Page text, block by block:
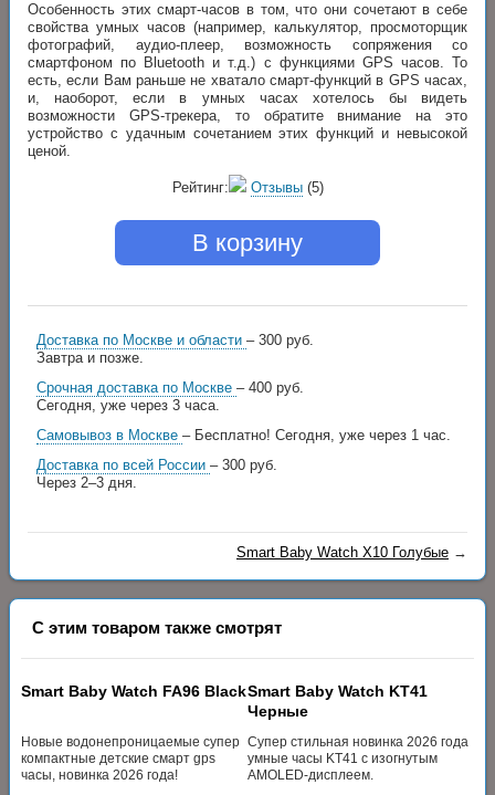
Особенность этих смарт-часов в том, что они сочетают в себе
свойства умных часов (например, калькулятор, просмоторщик
фотографий, аудио-плеер, возможность сопряжения со
смартфоном по Bluetooth и т.д.) с функциями GPS часов. То
есть, если Вам раньше не хватало смарт-функций в GPS часах,
и, наоборот, если в умных часах хотелось бы видеть
возможности GPS-трекера, то обратите внимание на это
устройство с удачным сочетанием этих функций и невысокой
ценой.
Рейтинг: Отзывы(5)
В корзину
Доставка по Москве и области – 300 руб.
Завтра и позже.
Срочная доставка по Москве – 400 руб.
Сегодня, уже через 3 часа.
Самовывоз в Москве – Бесплатно! Сегодня, уже через 1 час.
Доставка по всей России – 300 руб.
Через 2–3 дня.
Smart Baby Watch X10 Голубые →
С этим товаром также смотрят
Smart Baby Watch FA96 Black
Новые водонепроницаемые супер
компактные детские смарт gps
часы, новинка 2026 года!
Smart Baby Watch KT41
Черные
Cупер стильная новинка 2026 года
умные часы KT41 с изогнутым
AMOLED-дисплеем.